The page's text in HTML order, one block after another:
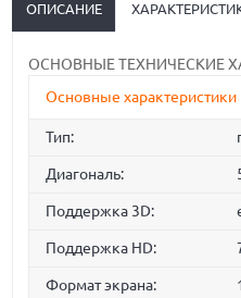
ОПИСАНИЕ
ОСНОВНЫЕ ТЕХНИЧЕСКИЕ
Основные характеристики
Тип:
Диагональ:
Поддержка 3D:
Поддержка HD:
Формат экрана: